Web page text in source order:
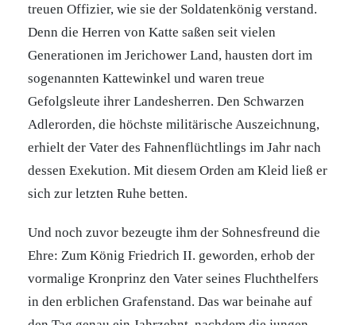
treuen Offizier, wie sie der Soldatenkönig verstand.
Denn die Herren von Katte saßen seit vielen
Generationen im Jerichower Land, hausten dort im
sogenannten Kattewinkel und waren treue
Gefolgsleute ihrer Landesherren. Den Schwarzen
Adlerorden, die höchste militärische Auszeichnung,
erhielt der Vater des Fahnenflüchtlings im Jahr nach
dessen Exekution. Mit diesem Orden am Kleid ließ er
sich zur letzten Ruhe betten.
Und noch zuvor bezeugte ihm der Sohnesfreund die
Ehre: Zum König Friedrich II. geworden, erhob der
vormalige Kronprinz den Vater seines Fluchthelfers
in den erblichen Grafenstand. Das war beinahe auf